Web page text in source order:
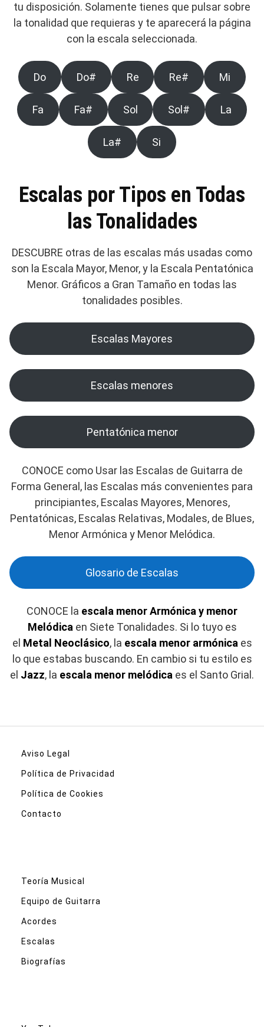
tu disposición. Solamente tienes que pulsar sobre
la tonalidad que requieras y te aparecerá la página
con la escala seleccionada.
Do Do# Re Re# Mi
Fa Fa# Sol Sol# La
La# Si
Escalas por Tipos en Todas
las Tonalidades
DESCUBRE otras de las escalas más usadas como
son la Escala Mayor, Menor, y la Escala Pentatónica
Menor. Gráficos a Gran Tamaño en todas las
tonalidades posibles.
Escalas Mayores
Escalas menores
Pentatónica menor
CONOCE como Usar las Escalas de Guitarra de
Forma General, las Escalas más convenientes para
principiantes, Escalas Mayores, Menores,
Pentatónicas, Escalas Relativas, Modales, de Blues,
Menor Armónica y Menor Melódica.
Glosario de Escalas
CONOCE la escala menor Armónica y menor
Melódicaen Siete Tonalidades. Si lo tuyo es
el Metal Neoclásico, la escala menor armónicaes
lo que estabas buscando. En cambio si tu estilo es
el Jazz, la escala menor melódica es el Santo Grial.
Aviso Legal
Política de Privacidad
Política de Cookies
Contacto
Teoría Musical
Equipo de Guitarra
Acordes
Escalas
Biografías